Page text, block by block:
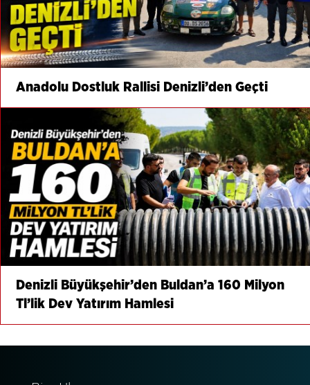
Anadolu Dostluk Rallisi Denizli’den Geçti
Denizli Büyükşehir’den Buldan’a 160 Milyon
Tl’lik Dev Yatırım Hamlesi